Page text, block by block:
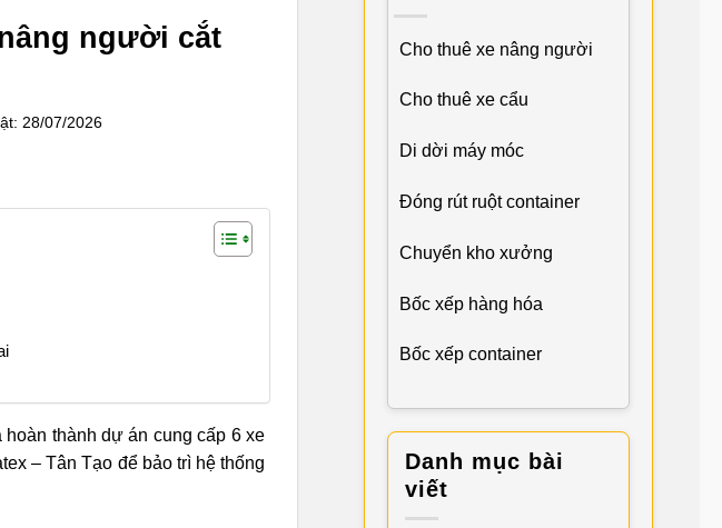
người cắt
28/07/2026
thành dự án cung cấp 6 xe
– Tân Tạo để bảo trì hệ thống
Cho thuê xe nâng người
Cho thuê xe cẩu
Di dời máy móc
Đóng rút ruột container
Chuyển kho xưởng
Bốc xếp hàng hóa
Bốc xếp container
Danh mục bài
viết